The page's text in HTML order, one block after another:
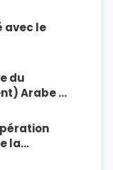
avec le
du
Arabe …
la…